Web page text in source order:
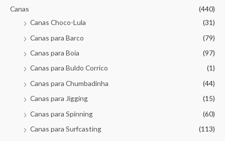
Canas
(440)
Canas Choco-Lula
(31)
Canas para Barco
(79)
Canas para Boia
(97)
Canas para Buldo Corrico
(1)
Canas para Chumbadinha
(44)
Canas para Jigging
(15)
Canas para Spinning
(60)
Canas para Surfcasting
(113)